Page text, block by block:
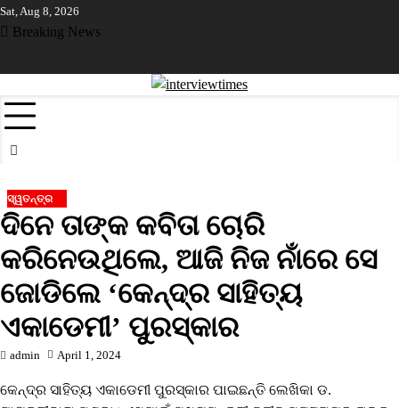
Skip
to
Sat, Aug 8, 2026
Breaking News
ଡିଜିଟାଲ ପେମେଣ୍ଟ ଉପରେ ଶୁଳ୍କ ଲାଗୁ
ସ୍ୱତନ୍ତ୍ର
ଦିନେ ତାଙ୍କ କବିତା ଚୋରି
କରିନେଉଥିଲେ, ଆଜି ନିଜ ନାଁରେ ସେ
ଜୋଡିଲେ ‘କେନ୍ଦ୍ର ସାହିତ୍ୟ
ଏକାଡେମୀ’ ପୁରସ୍କାର
admin April 1, 2024
କେନ୍ଦ୍ର ସାହିତ୍ୟ ଏକାଡେମୀ ପୁରସ୍କାର ପାଇଛନ୍ତି ଲେଖିକା ଡ.